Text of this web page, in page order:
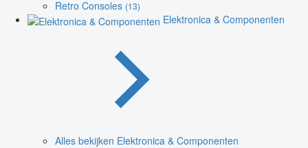
Retro Consoles (13)
Elektronica & Componenten
Alles bekijken Elektronica & Componenten